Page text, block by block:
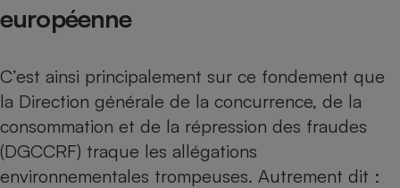
européenne
C’est ainsi principalement sur ce fondement que
la Direction générale de la concurrence, de la
consommation et de la répression des fraudes
(DGCCRF) traque les allégations
environnementales trompeuses. Autrement dit :